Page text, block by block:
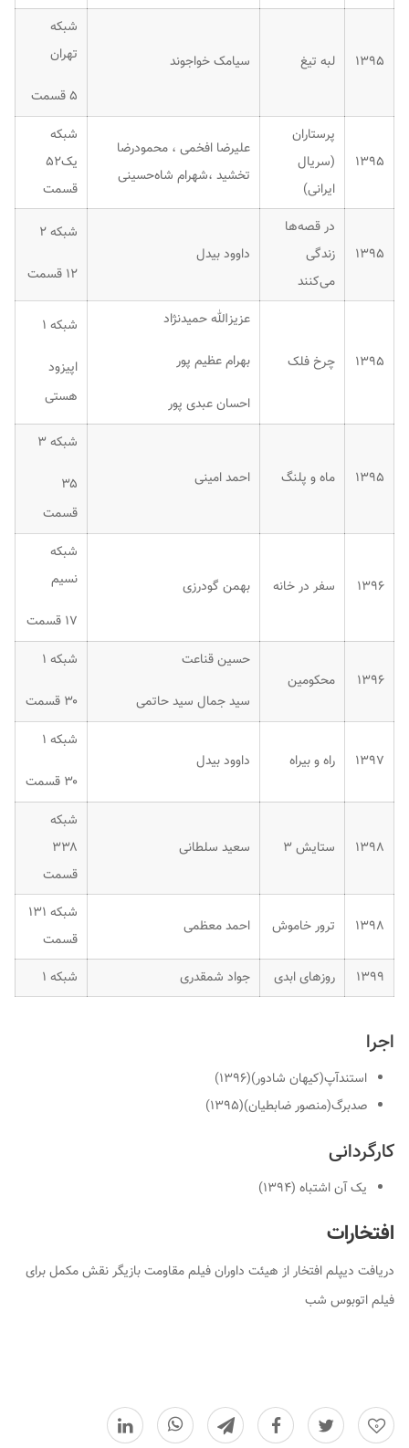
۱۳۹۵ لبه تیغ سیامک خواجوند
شبکه
تهران
۵ قسمت
۱۳۹۵
پرستاران
(سریال
ایرانی)
علیرضا افخمی ، محمودرضا
تخشید ،شهرام شاه‌حسینی
شبکه
یک۵۲
قسمت
۱۳۹۵
در قصه‌ها
زندگی
می‌کنند
داوود بیدل
شبکه ۲
۱۲ قسمت
۱۳۹۵ چرخ فلک
عزیزالله حمیدنژاد
بهرام عظیم پور
احسان عبدی پور
شبکه ۱
اپیزود
هستی
۱۳۹۵ ماه و پلنگ احمد امینی
شبکه ۳
۳۵
قسمت
۱۳۹۶ سفر در خانه بهمن گودرزی
شبکه
نسیم
۱۷ قسمت
۱۳۹۶ محکومین
حسین قناعت
سید جمال سید حاتمی
شبکه ۱
۳۰ قسمت
۱۳۹۷ راه و بیراه داوود بیدل
شبکه ۱
۳۰ قسمت
۱۳۹۸ ستایش ۳ سعید سلطانی
شبکه
۳۳۸
قسمت
۱۳۹۸ ترور خاموش احمد معظمی
شبکه ۱۳۱
قسمت
۱۳۹۹
روزهای ابدی جواد شمقدری شبکه ۱
اجرا
استندآپ(کیهان شادور)(۱۳۹۶)
صدبرگ(منصور ضابطیان)(۱۳۹۵)
کارگردانی
یک آن اشتباه (۱۳۹۴)
افتخارات
دریافت دیپلم افتخار از هیئت داوران فیلم مقاومت بازیگر نقش مکمل برای
فیلم اتوبوس شب
0